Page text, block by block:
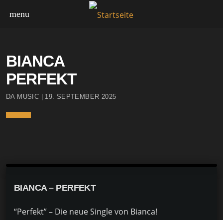
menu
BIANCA
PERFEKT
DA MUSIC | 19. SEPTEMBER 2025
BIANCA – PERFEKT
“Perfekt” – Die neue Single von Bianca!